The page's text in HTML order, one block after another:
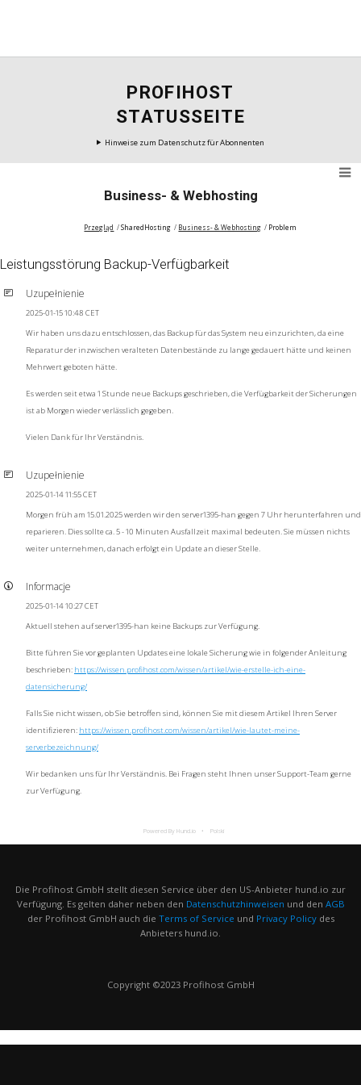
PROFIHOST
STATUSSEITE
Hinweise zum Datenschutz für Abonnenten
Business- & Webhosting
Przegląd SharedHosting Business- & Webhosting Problem
Leistungsstörung Backup-Verfügbarkeit
Uzupełnienie
2025-01-15 10:48 CET
Wir haben uns dazu entschlossen, das Backup für das System neu einzurichten, da eine
Reparatur der inzwischen veralteten Datenbestände zu lange gedauert hätte und keinen
Mehrwert geboten hätte.
Es werden seit etwa 1 Stunde neue Backups geschrieben, die Verfügbarkeit der Sicherungen
ist ab Morgen wieder verlässlich gegeben.
Vielen Dank für Ihr Verständnis.
Uzupełnienie
2025-01-14 11:55 CET
Morgen früh am 15.01.2025 werden wir den server1395-han gegen 7 Uhr herunterfahren und
reparieren. Dies sollte ca. 5 - 10 Minuten Ausfallzeit maximal bedeuten. Sie müssen nichts
weiter unternehmen, danach erfolgt ein Update an dieser Stelle.
Informacje
2025-01-14 10:27 CET
Aktuell stehen auf server1395-han keine Backups zur Verfügung.
Bitte führen Sie vor geplanten Updates eine lokale Sicherung wie in folgender Anleitung
beschrieben: https://wissen.profihost.com/wissen/artikel/wie-erstelle-ich-eine-
datensicherung/
Falls Sie nicht wissen, ob Sie betroffen sind, können Sie mit diesem Artikel Ihren Server
identifizieren: https://wissen.profihost.com/wissen/artikel/wie-lautet-meine-
serverbezeichnung/
Wir bedanken uns für Ihr Verständnis. Bei Fragen steht Ihnen unser Support-Team gerne
zur Verfügung.
Powered By Hund.io Polski
Die Profihost GmbH stellt diesen Service über den US-Anbieter hund.io zur
Verfügung. Es gelten daher neben den Datenschutzhinweisen und den AGB
der Profihost GmbH auch die Terms of Service und Privacy Policydes
Anbieters hund.io.
Copyright ©2023 Profihost GmbH